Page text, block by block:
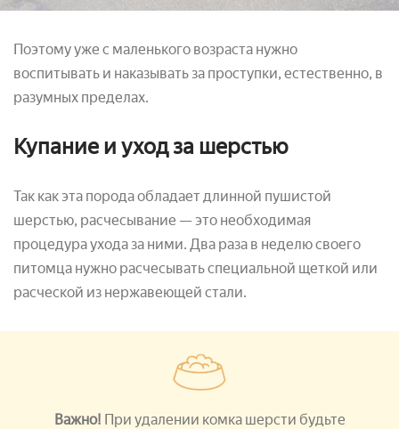
Поэтому уже с маленького возраста нужно
воспитывать и наказывать за проступки, естественно, в
разумных пределах.
Купание и уход за шерстью
Так как эта порода обладает длинной пушистой
шерстью, расчесывание — это необходимая
процедура ухода за ними. Два раза в неделю своего
питомца нужно расчесывать специальной щеткой или
расческой из нержавеющей стали.
Важно! При удалении комка шерсти будьте